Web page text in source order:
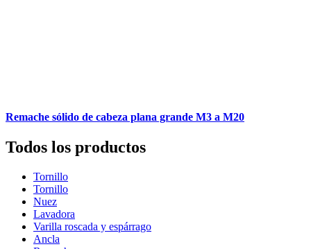
Remache sólido de cabeza plana grande M3 a M20
Todos los productos
Tornillo
Tornillo
Nuez
Lavadora
Varilla roscada y espárrago
Ancla